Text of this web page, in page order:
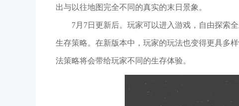
出与以往地图完全不同的真实的末日景象。
7月7日更新后。玩家可以进入游戏，自由探索
生存策略。在新版本中，玩家的玩法也变得更具多
法策略将会带给玩家不同的生存体验。